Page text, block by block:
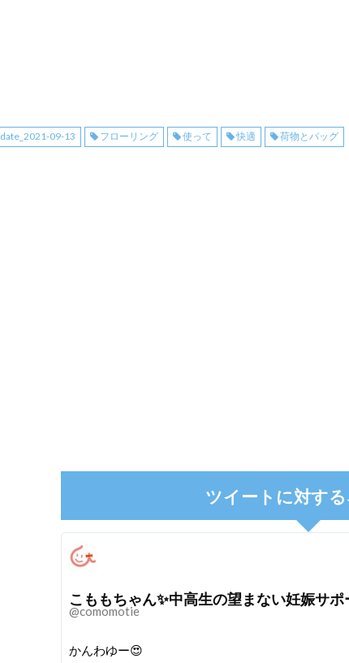
date_2021-09-13 フローリング 使って 快適 荷物とバッグ
ツイートに対す
こももちゃん✨中高生の望まない妊娠サポ
@comomotie
かんわゆー😍